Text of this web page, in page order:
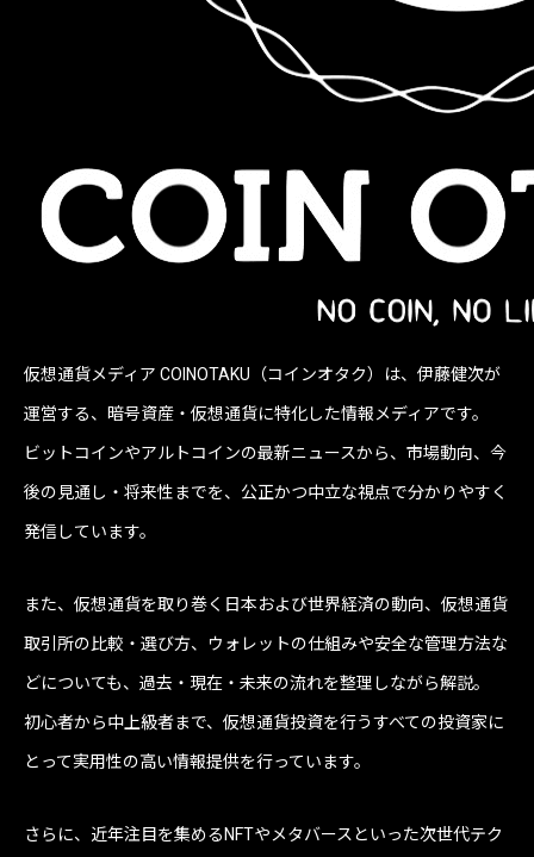
仮想通貨メディア COINOTAKU（コインオタク）は、伊藤健次が
運営する、暗号資産・仮想通貨に特化した情報メディアです。
ビットコインやアルトコインの最新ニュースから、市場動向、今
後の見通し・将来性までを、公正かつ中立な視点で分かりやすく
発信しています。
また、仮想通貨を取り巻く日本および世界経済の動向、仮想通貨
取引所の比較・選び方、ウォレットの仕組みや安全な管理方法な
どについても、過去・現在・未来の流れを整理しながら解説。
初心者から中上級者まで、仮想通貨投資を行うすべての投資家に
とって実用性の高い情報提供を行っています。
さらに、近年注目を集めるNFTやメタバースといった次世代テク